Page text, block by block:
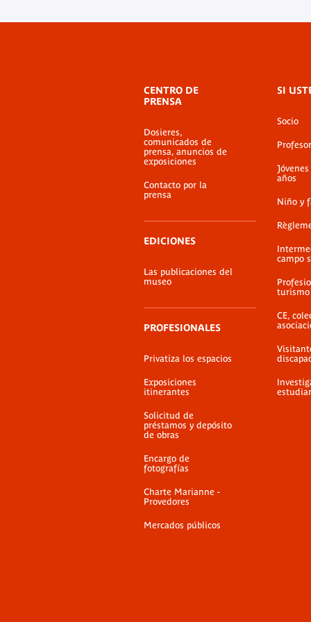
de
pie
página
CENTRO DE
PRENSA
Dosieres,
comunicados de
prensa, anuncios de
exposiciones
Contacto por la
prensa
EDICIONES
Las publicaciones del
museo
PROFESIONALES
Privatiza los espacios
Exposiciones
itinerantes
Solicitud de
préstamos y depósito
de obras
Encargo de
fotografías
Charte Marianne -
Provedores
Mercados públicos
SI
Socio
años
Niño y
campo
turismo
CE,